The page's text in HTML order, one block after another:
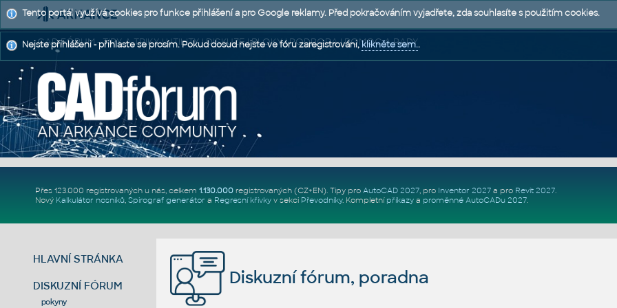
CAD FÓRUM - TIPY A TRIKY | UTILITY | DISKUZE | BLOKY | PODPORA | POMOC A RADY
Přes 123.000 registrovaných u nás, celkem 1.130.000registrovaných (CZ+EN). Tipy pro AutoCAD 2027, pro Inventor 2027a pro Revit 2027.
Nový Kalkulátor nosníků, Spirograf generátor a Regresní křivkyv sekci Převodníky. Kompletní příkazya proměnné AutoCADu 2027.
HLAVNÍ STRÁNKA
DISKUZNÍ FÓRUM
pokyny
Diskuzní fórum, poradna
Tento portál využívá cookies pro funkce přihlášení a pro Google reklamy. Před pokračováním vyjadřete, zda souhlasíte s použitím cookies.
Nejste přihlášeni - přihlaste se prosím. Pokud dosud nejste ve fóru zaregistrováni,klikněte sem..